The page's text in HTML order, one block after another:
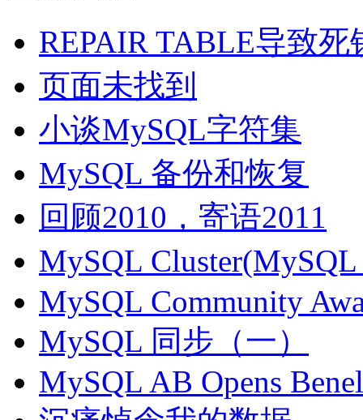
REPAIR TABLE导致死
页面未找到
小谈MySQL字符集
MySQL 备份和恢复
回顾2010，寄语2011
MySQL
MySQL Community
MySQL 同步（一）
MySQL AB Opens